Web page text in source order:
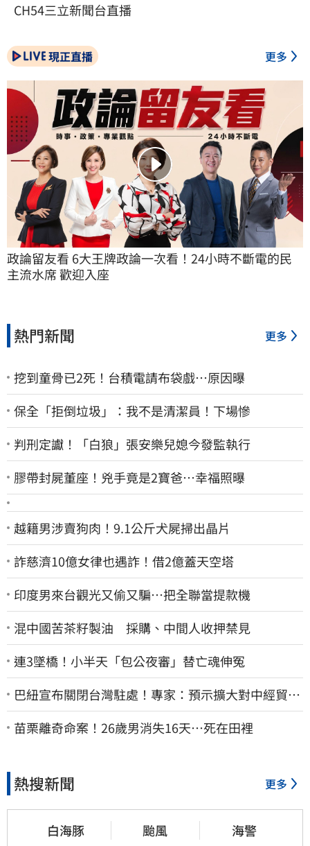
CH54三立新聞台直播
現正直播 更多
政論留友看 6大王牌政論一次看！24小時不斷電的民
主流水席 歡迎入座
熱門新聞 更多
挖到童骨已2死！台積電請布袋戲…原因曝
保全「拒倒垃圾」：我不是清潔員！下場慘
判刑定讞！「白狼」張安樂兒媳今發監執行
膠帶封屍董座！兇手竟是2寶爸…幸福照曝
越籍男涉賣狗肉！9.1公斤犬屍掃出晶片
詐慈濟10億女律也遇詐！借2億蓋天空塔
印度男來台觀光又偷又騙…把全聯當提款機
混中國苦茶籽製油 採購、中間人收押禁見
連3墜橋！小半天「包公夜審」替亡魂伸冤
巴紐宣布關閉台灣駐處！專家：預示擴大對中經貿合
作
苗栗離奇命案！26歲男消失16天…死在田裡
熱搜新聞 更多
白海豚 颱風 海警